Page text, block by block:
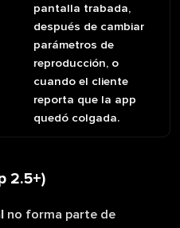
pantalla trabada,
después de cambiar
parámetros de
reproducción, o
cuando el cliente
reporta que la app
quedó colgada.
2.5+)
no forma parte de